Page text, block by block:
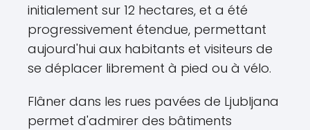
initialement sur 12 hectares, et a été
progressivement étendue, permettant
aujourd'hui aux habitants et visiteurs de
se déplacer librement à pied ou à vélo.
Flâner dans les rues pavées de Ljubljana
permet d'admirer des bâtiments